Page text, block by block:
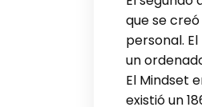
que se
personal.
un
El Mindset
existió un